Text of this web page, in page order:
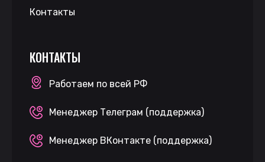
Контакты
КОНТАКТЫ
Работаем по всей РФ
Менеджер Телеграм (поддержка)
Менеджер ВКонтакте (поддержка)